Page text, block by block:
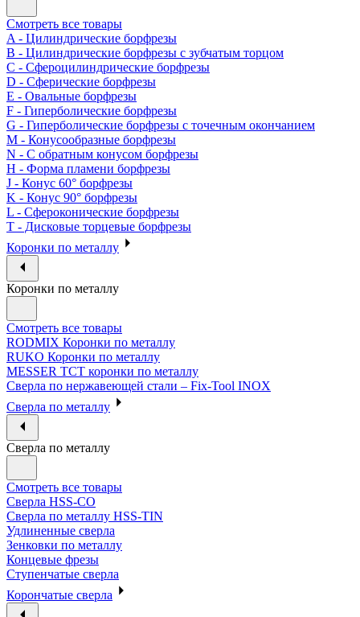
Смотреть все товары
A - Цилиндрические борфрезы
B - Цилиндрические борфрезы с зубчатым торцом
C - Сфероцилиндрические борфрезы
D - Сферические борфрезы
E - Овальные борфрезы
F - Гиперболические борфрезы
G - Гиперболические борфрезы с точечным окончанием
M - Конусообразные борфрезы
N - С обратным конусом борфрезы
H - Форма пламени борфрезы
J - Конус 60° борфрезы
K - Конус 90° борфрезы
L - Сфероконические борфрезы
T - Дисковые торцевые борфрезы
Коронки по металлу
Коронки по металлу
Смотреть все товары
RODMIX Коронки по металлу
RUKO Коронки по металлу
MESSER ТСТ коронки по металлу
Сверла по нержавеющей стали – Fix-Tool INOX
Сверла по металлу
Сверла по металлу
Смотреть все товары
Сверла HSS-CO
Сверла по металлу HSS-TIN
Удлиненные сверла
Зенковки по металлу
Концевые фрезы
Ступенчатые сверла
Корончатые сверла